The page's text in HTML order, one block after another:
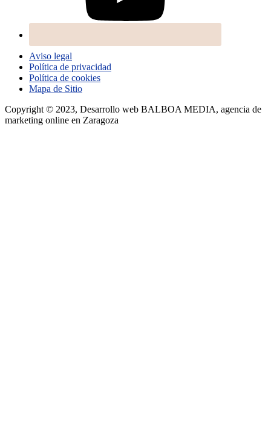
Aviso legal
Política de privacidad
Política de cookies
Mapa de Sitio
Copyright © 2023, Desarrollo web BALBOA MEDIA, agencia de
marketing online en Zaragoza